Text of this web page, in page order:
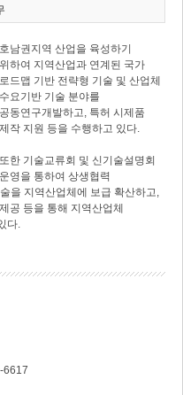
호남권지역 산업을 육성하기
위하여 지역산업과 연계된 국가
로드맵 기반 전략형 기술 및 산업체
수요기반 기술 분야를
공동연구개발하고, 특허 시제품
제작 지원 등을 수행하고 있다.
또한 기술교류회 및 신기술설명회
운영을 통하여 상생협력
을 지역산업체에 보급 확산하고,
공 등을 통해 지역산업체
다.
6617